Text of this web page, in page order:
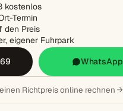
kostenlos
Termin
den Preis
eigener Fuhrpark
WhatsApp
Richtpreis online rechnen